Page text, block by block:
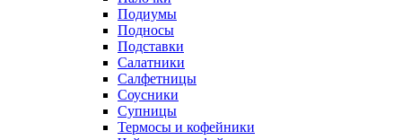
Подиумы
Подносы
Подставки
Салатники
Салфетницы
Соусники
Супницы
Термосы и кофейники